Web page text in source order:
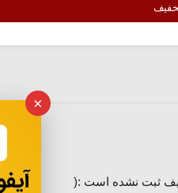
ثبت نشده است :(
×